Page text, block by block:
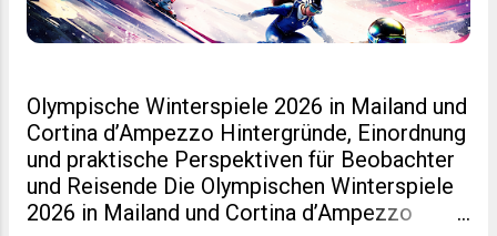
Olympische Winterspiele 2026 in Mailand und
Cortina d’Ampezzo Hintergründe, Einordnung
und praktische Perspektiven für Beobachter
und Reisende Die Olympischen Winterspiele
2026 in Mailand und Cortina d’Ampezzo